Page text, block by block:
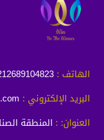
الهاتف :
البريد الإلكتروني :
العنوان: : المنطقة